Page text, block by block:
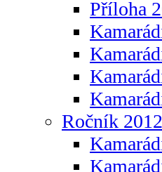
Příloha
Ročník 2012